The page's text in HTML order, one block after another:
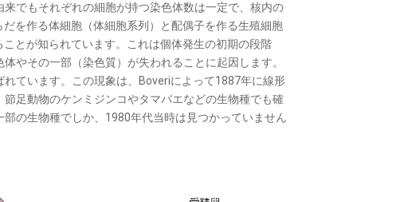
でもそれぞれの細胞が持つ染色体数は一定で、核内の
を作る体細胞（体細胞系列）と配偶子を作る生殖細胞
とが知られています。これは個体発生の初期の段階
やその一部（染色質）が失われることに起因します。
ています。この現象は、Boveriによって1887年に線形
足動物のケンミジンコやタマバエなどの生物種でも確
の生物種でしか、1980年代当時は見つかっていません